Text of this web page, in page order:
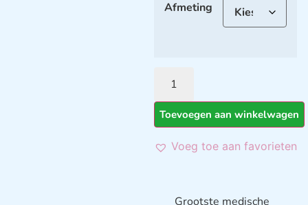
Afmeting
Toevoegen aan winkelwagen
Voeg toe aan favorieten
Grootste medische